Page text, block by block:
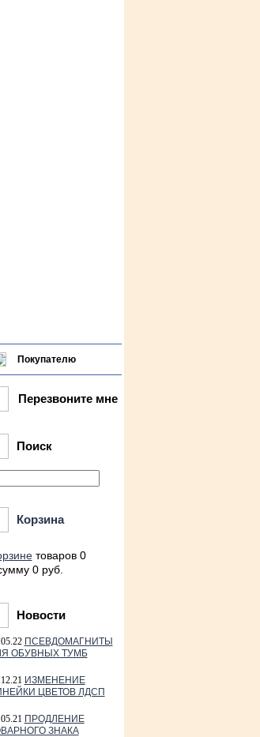
Покупателю
Перезвоните мне
Поиск
Корзина
товаров 0
0 руб.
Новости
ПСЕВДОМАГНИТЫ
ОБУВНЫХ ТУМБ
ИЗМЕНЕНИЕ
ЦВЕТОВ ЛДСП
ПРОДЛЕНИЕ
ЗНАКА